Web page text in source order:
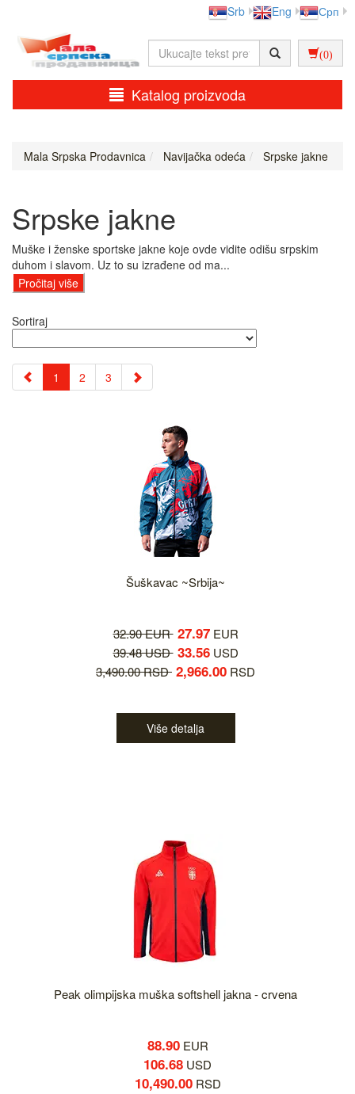
Srb Eng Срп
(0)
Katalog proizvoda
Mala Srpska Prodavnica Navijačka odeća Srpske jakne
Srpske jakne
Muške i ženske sportske jakne koje ovde vidite odišu srpskim
duhom i slavom. Uz to su izrađene od ma...
Pročitaj više
Sortiraj
1 2 3
Šuškavac ~Srbija~
32.90 EUR 27.97EUR
39.48 USD 33.56USD
3,490.00 RSD 2,966.00 RSD
Više detalja
Peak olimpijska muška softshell jakna - crvena
88.90EUR
106.68 USD
10,490.00RSD